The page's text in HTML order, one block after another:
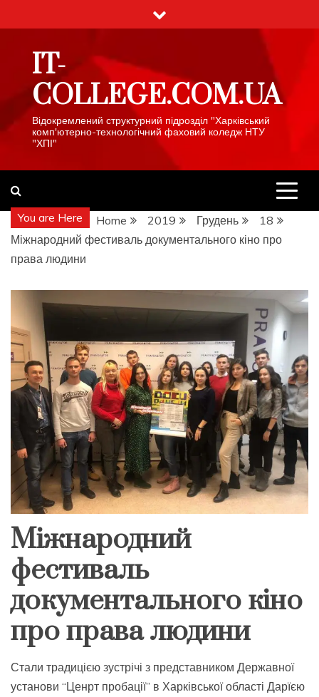
to
IT-
COLLEGE.COM.UA
Відокремлений структурний підрозділ "Харківський
комп'ютерно-технологічний фаховий коледж НТУ
"ХПІ"
You are Here Home 2019 Грудень
18
Міжнародний фестиваль документального кіно про
права людини
Міжнародний
фестиваль
документального кіно
про права людини
Стали традицією зустрічі з представником Державної
установи “Ценрт пробації” в Харківської області Дарїєю